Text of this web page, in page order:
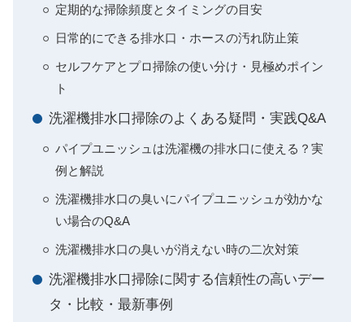
定期的な掃除頻度とタイミングの目安
日常的にできる排水口・ホースの汚れ防止策
セルフケアとプロ掃除の使い分け・見極めポイン
ト
洗濯機排水口掃除のよくある疑問・実践Q&A
パイプユニッシュは洗濯機の排水口に使える？実
例と解説
洗濯機排水口の臭いにパイプユニッシュが効かな
い場合のQ&A
洗濯機排水口の臭いが消えない時の二次対策
洗濯機排水口掃除に関する信頼性の高いデー
タ・比較・最新事例